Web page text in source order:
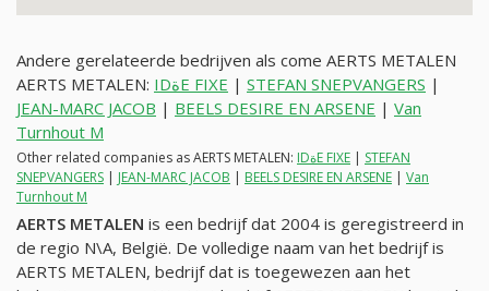
Andere gerelateerde bedrijven als come AERTS METALEN
AERTS METALEN:
IDةE FIXE | STEFAN SNEPVANGERS |
JEAN-MARC JACOB | BEELS DESIRE EN ARSENE | Van
Turnhout M
Other related companies as AERTS METALEN: IDةE FIXE | STEFAN
SNEPVANGERS | JEAN-MARC JACOB | BEELS DESIRE EN ARSENE | Van
Turnhout M
AERTS METALEN is een bedrijf dat 2004 is geregistreerd in
de regio N\A, België. De volledige naam van het bedrijf is
AERTS METALEN, bedrijf dat is toegewezen aan het